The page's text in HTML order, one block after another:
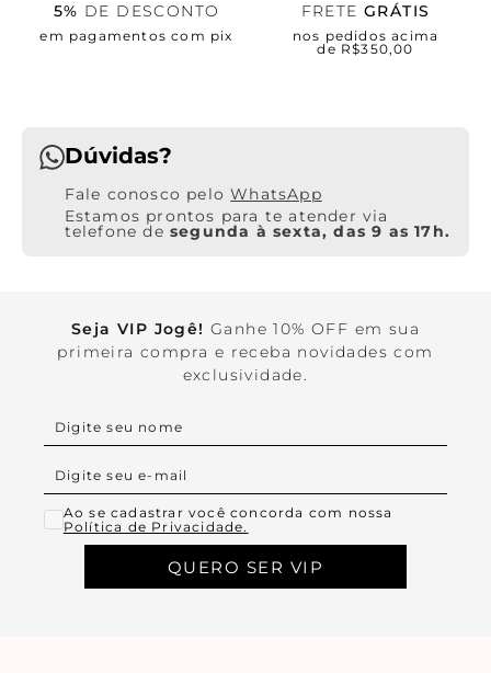
5% DE DESCONTO
em pagamentos com pix
FRETE GRÁTIS
nos pedidos acima
de R$350,00
Dúvidas?
WhatsApp
Estamos prontos para te atender via
telefone de segunda à sexta, das 9 as 17h.
Seja VIP Jogê! Ganhe 10% OFF em sua
primeira compra e receba novidades com
exclusividade.
Ao se cadastrar você concorda com nossa
Política de Privacidade.
QUERO SER VIP